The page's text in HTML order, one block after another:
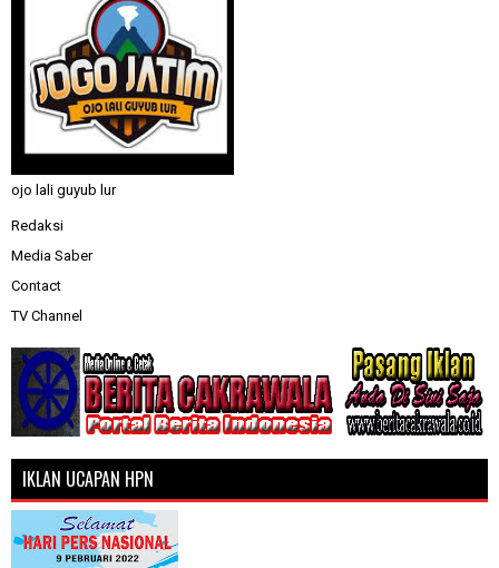
ojo lali guyub lur
Redaksi
Media Saber
Contact
TV Channel
IKLAN UCAPAN HPN